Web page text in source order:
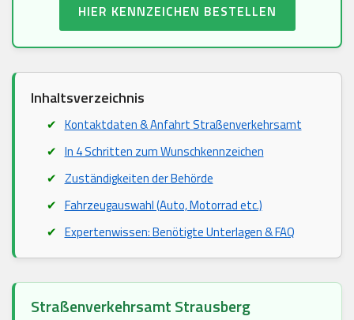
HIER KENNZEICHEN BESTELLEN
Inhaltsverzeichnis
Kontaktdaten & Anfahrt Straßenverkehrsamt
In 4 Schritten zum Wunschkennzeichen
Zuständigkeiten der Behörde
Fahrzeugauswahl (Auto, Motorrad etc.)
Expertenwissen: Benötigte Unterlagen & FAQ
Straßenverkehrsamt Strausberg